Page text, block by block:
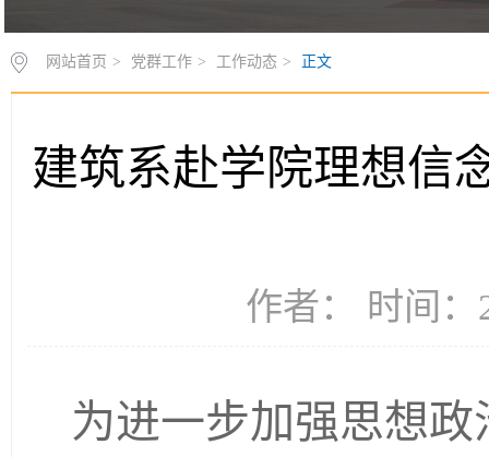
网站首页 > 党群工作 > 工作动态 > 正文
建筑系赴学院理想信
作者： 时间：
为进一步加强思想